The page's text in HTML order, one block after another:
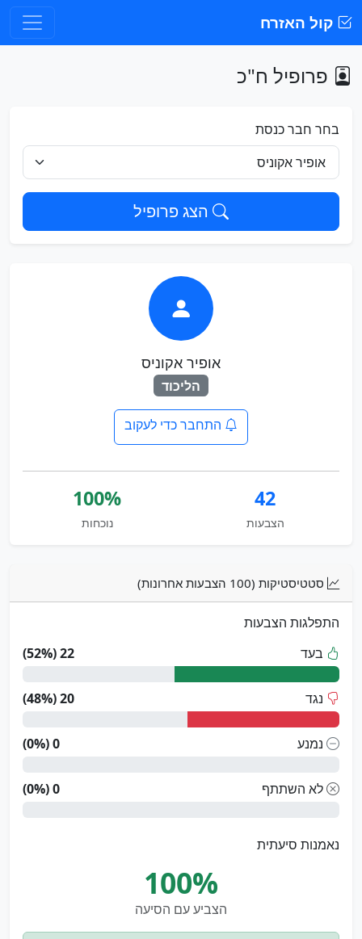
קול האזרח
פרופיל ח"כ
בחר חבר כנסת
הצג פרופיל
אופיר אקוניס
הליכוד
התחבר כדי לעקוב
42
הצבעות
100%
נוכחות
סטטיסטיקות (100 הצבעות אחרונות)
התפלגות הצבעות
בעד
22 (52%)
נגד 20 (48%)
נמנע 0 (0%)
לא השתתף 0 (0%)
נאמנות סיעתית
100%
הצביע עם הסיעה